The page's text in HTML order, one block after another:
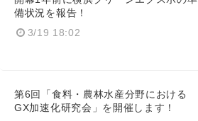
備状況を報告！
3/19 18:02
第6回「⾷料・農林⽔産分野における
GX加速化研究会」を開催します！